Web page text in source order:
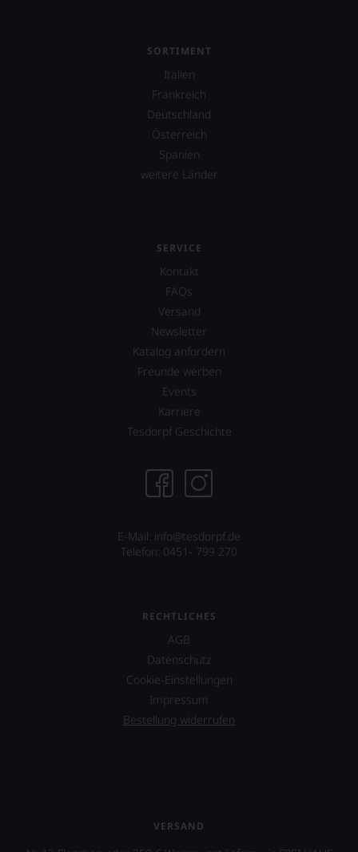
SORTIMENT
Italien
Frankreich
Deutschland
Österreich
Spanien
weitere Länder
SERVICE
Kontakt
FAQs
Versand
Newsletter
Katalog anfordern
Freunde werben
Events
Karriere
Tesdorpf Geschichte
E-Mail: info@tesdorpf.de
Telefon: 0451- 799 270
RECHTLICHES
AGB
Datenschutz
Cookie-Einstellungen
Impressum
Bestellung widerrufen
VERSAND